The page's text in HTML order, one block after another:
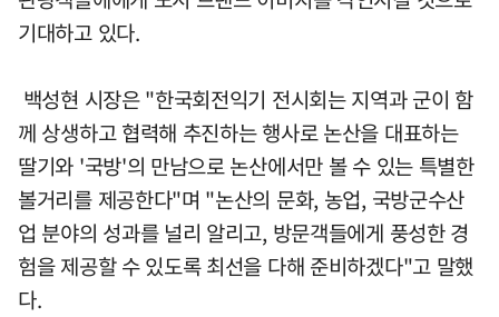
기대하고 있다.
백성현 시장은 "한국회전익기 전시회는 지역과 군이 함
께 상생하고 협력해 추진하는 행사로 논산을 대표하는
딸기와 '국방'의 만남으로 논산에서만 볼 수 있는 특별한
볼거리를 제공한다"며 "논산의 문화, 농업, 국방군수산
업 분야의 성과를 널리 알리고, 방문객들에게 풍성한 경
험을 제공할 수 있도록 최선을 다해 준비하겠다"고 말했
다.